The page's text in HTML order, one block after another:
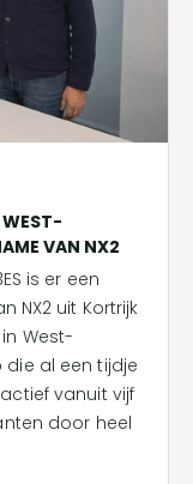
WEST-
VAN NX2
is er een
NX2 uit Kortrijk
West-
al een tijdje
vanuit vijf
door heel